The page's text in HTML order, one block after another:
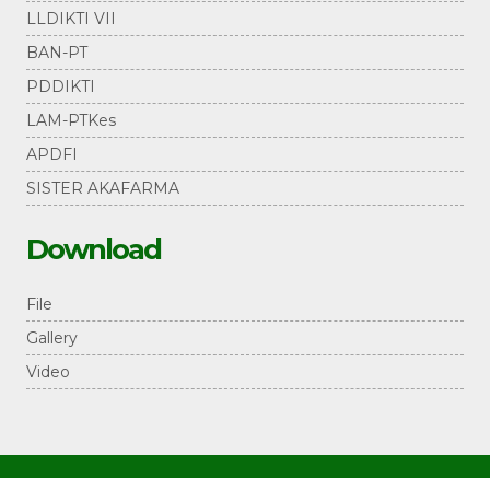
LLDIKTI VII
BAN-PT
PDDIKTI
LAM-PTKes
APDFI
SISTER AKAFARMA
Download
File
Gallery
Video